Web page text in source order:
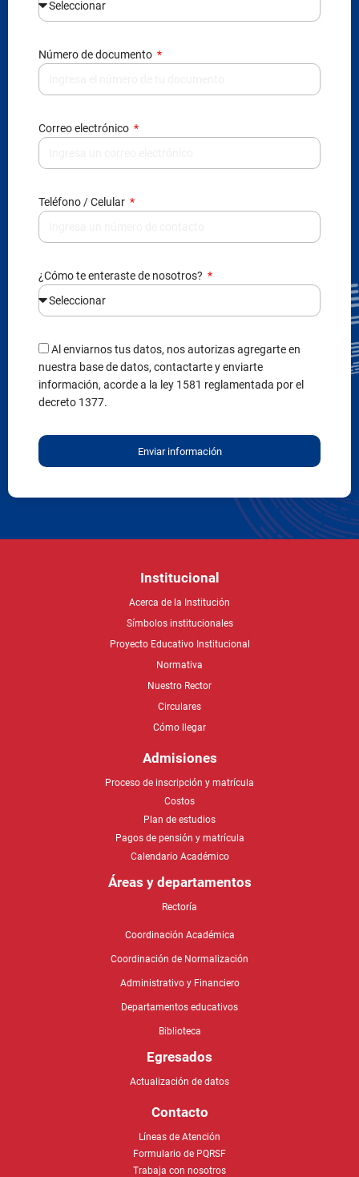
Número de documento
Correo electrónico
Teléfono / Celular
¿Cómo te enteraste de nosotros?
Al enviarnos tus datos, nos autorizas agregarte en
nuestra base de datos, contactarte y enviarte
información, acorde a la ley 1581 reglamentada por el
decreto 1377.
Enviar información
Institucional
Acerca de la Institución
Símbolos institucionales
Proyecto Educativo Institucional
Normativa
Nuestro Rector
Circulares
Cómo llegar
Admisiones
Proceso de inscripción y matrícula
Costos
Plan de estudios
Pagos de pensión y matrícula
Calendario Académico
Áreas y departamentos
Rectoría
Coordinación Académica
Coordinación de Normalización
Administrativo y Financiero
Departamentos educativos
Biblioteca
Egresados
Actualización de datos
Contacto
Líneas de Atención
Formulario de PQRSF
Trabaja con nosotros